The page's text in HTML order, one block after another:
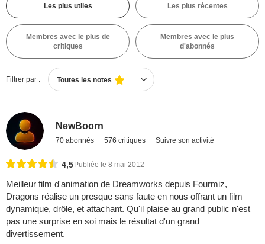
Les plus utiles Les plus récentes
Membres avec le plus de
critiques
Membres avec le plus
d'abonnés
Filtrer par : Toutes les notes
NewBoorn
70 abonnés 576 critiques Suivre son activité
4,5 Publiée le 8 mai 2012
Meilleur film d'animation de Dreamworks depuis Fourmiz,
Dragons réalise un presque sans faute en nous offrant un film
dynamique, drôle, et attachant. Qu'il plaise au grand public n'est
pas une surprise en soi mais le résultat d'un grand
divertissement.